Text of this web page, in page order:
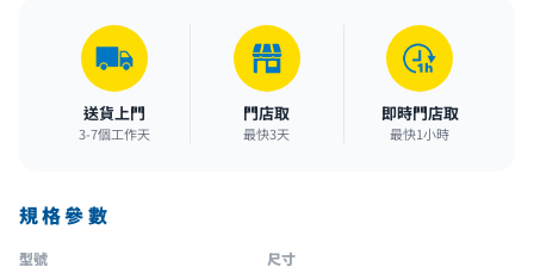
送貨上門
3-7個工作天
門店取
最快3天
即時門店取
最快1小時
規格參數
型號 尺寸